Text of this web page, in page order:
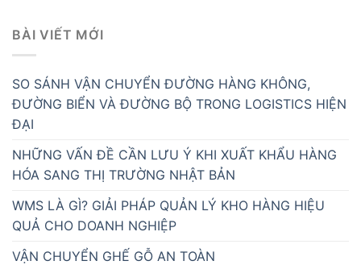
BÀI VIẾT MỚI
SO SÁNH VẬN CHUYỂN ĐƯỜNG HÀNG KHÔNG,
ĐƯỜNG BIỂN VÀ ĐƯỜNG BỘ TRONG LOGISTICS HIỆN
ĐẠI
NHỮNG VẤN ĐỀ CẦN LƯU Ý KHI XUẤT KHẨU HÀNG
HÓA SANG THỊ TRƯỜNG NHẬT BẢN
WMS LÀ GÌ? GIẢI PHÁP QUẢN LÝ KHO HÀNG HIỆU
QUẢ CHO DOANH NGHIỆP
VẬN CHUYỂN GHẾ GỖ AN TOÀN